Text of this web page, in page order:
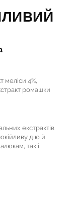
меліси 4%,
ромашки
екстрактів
дію й
так і